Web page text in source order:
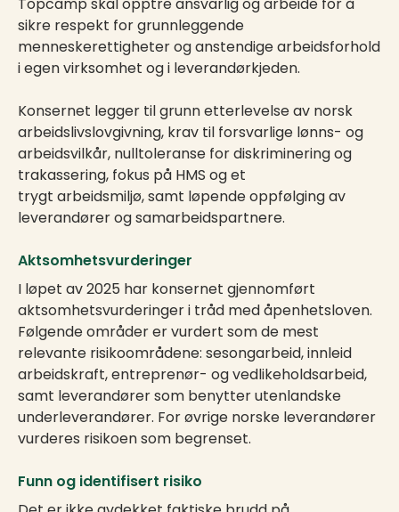
sikre respekt for grunnleggende
menneskerettigheter og anstendige arbeidsforhold
i egen virksomhet og i leverandørkjeden.
Konsernet legger til grunn etterlevelse av norsk
arbeidslivslovgivning, krav til forsvarlige lønns- og
arbeidsvilkår, nulltoleranse for diskriminering og
trakassering, fokus på HMS og et
trygt arbeidsmiljø, samt løpende oppfølging av
leverandører og samarbeidspartnere.
Aktsomhetsvurderinger
I løpet av 2025 har konsernet gjennomført
aktsomhetsvurderinger i tråd med åpenhetsloven.
Følgende områder er vurdert som de mest
relevante risikoområdene: sesongarbeid, innleid
arbeidskraft, entreprenør- og vedlikeholdsarbeid,
samt leverandører som benytter utenlandske
underleverandører. For øvrige norske leverandører
vurderes risikoen som begrenset.
Funn og identifisert risiko